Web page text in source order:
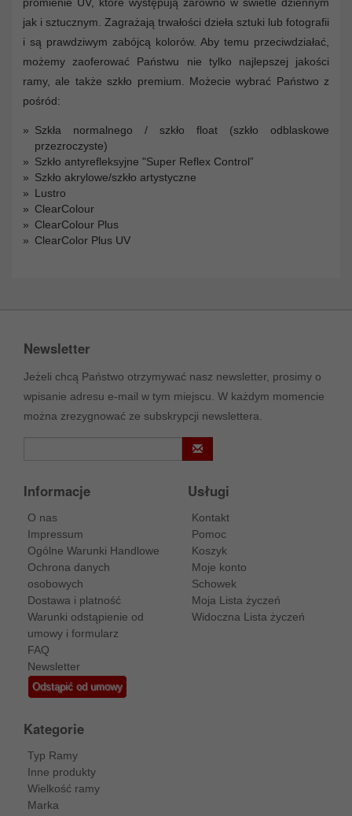
promienie UV, które występują zarówno w świetle dziennym
jak i sztucznym. Zagrażają trwałości dzieła sztuki lub fotografii
i są prawdziwym zabójcą kolorów. Aby temu przeciwdziałać,
możemy zaoferować Państwu nie tylko najlepszej jakości
ramy, ale także szkło premium. Możecie wybrać Państwo z
pośród:
Szkła normalnego / szkło float (szkło odblaskowe
przezroczyste)
Szkło antyrefleksyjne "Super Reflex Control”
Szkło akrylowe/szkło artystyczne
Lustro
ClearColour
ClearColour Plus
ClearColor Plus UV
Newsletter
Jeżeli chcą Państwo otrzymywać nasz newsletter, prosimy o
wpisanie adresu e-mail w tym miejscu. W każdym momencie
można zrezygnować ze subskrypcji newslettera.
Informacje
O nas
Impressum
Ogólne Warunki Handlowe
Ochrona danych
osobowych
Dostawa i platność
Warunki odstąpienie od
umowy i formularz
FAQ
Newsletter
Odstąpić od umowy
Usługi
Kontakt
Pomoc
Koszyk
Moje konto
Schowek
Moja Lista życzeń
Widoczna Lista życzeń
Kategorie
Typ Ramy
Inne produkty
Wielkość ramy
Marka